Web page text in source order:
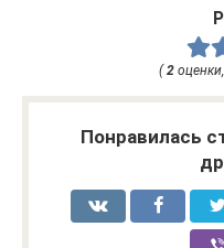
(2
Понравилась